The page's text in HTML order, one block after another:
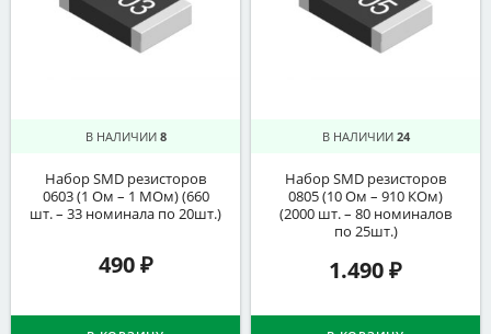
В НАЛИЧИИ 8
Набор SMD резисторов
0603 (1 Ом – 1 МОм) (660
шт. – 33 номинала по 20шт.)
490₽
В НАЛИЧИИ 24
Набор SMD резисторов
0805 (10 Ом – 910 КОм)
(2000 шт. – 80 номиналов
по 25шт.)
1.490₽